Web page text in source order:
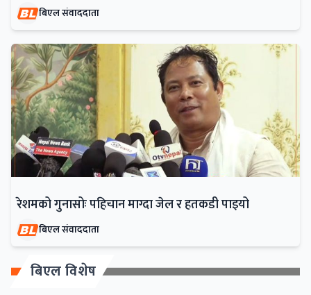
बिएल संवाददाता
रेशमको गुनासोः पहिचान माग्दा जेल र हतकडी पाइयो
बिएल संवाददाता
बिएल विशेष